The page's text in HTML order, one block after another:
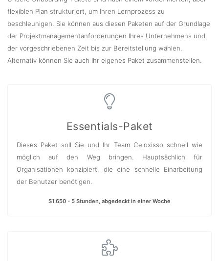
flexiblen Plan strukturiert, um Ihren Lernprozess zu
beschleunigen. Sie können aus diesen Paketen auf der Grundlage
der Projektmanagementanforderungen Ihres Unternehmens und
der vorgeschriebenen Zeit bis zur Bereitstellung wählen.
Alternativ können Sie auch Ihr eigenes Paket zusammenstellen.
Essentials-Paket
Dieses Paket soll Sie und Ihr Team Celoxisso schnell wie
möglich auf den Weg bringen. Hauptsächlich für
Organisationen konzipiert, die eine schnelle Einarbeitung
der Benutzer benötigen.
$1.650 - 5 Stunden, abgedeckt in einer Woche